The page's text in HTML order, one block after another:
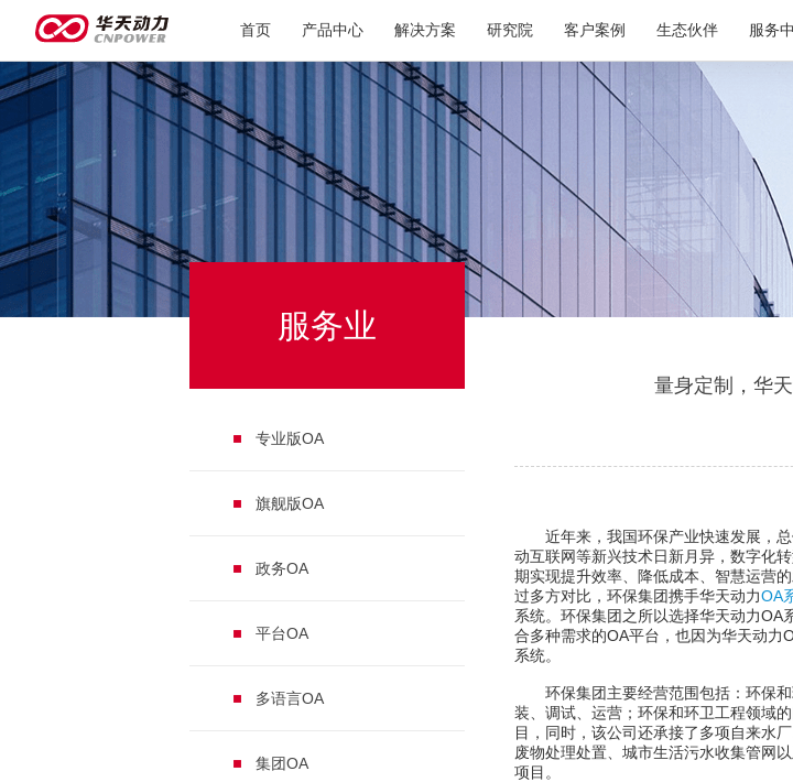
首页 产品中心 解决方案 研究院 客户案例 生态伙伴 服务
服务业
专业版OA
旗舰版OA
政务OA
平台OA
多语言OA
集团OA
量身定制，华
近年来，我国环保产业快速发展，总
动互联网等新兴技术日新月异，数字化
期实现提升效率、降低成本、智慧运营
过多方对比，环保集团携手华天动力OA
系统。环保集团之所以选择华天动力OA
合多种需求的OA平台，也因为华天动力
系统。
环保集团主要经营范围包括：环保和
装、调试、运营；环保和环卫工程领域
目，同时，该公司还承接了多项自来水
废物处理处置、城市生活污水收集管网
项目。